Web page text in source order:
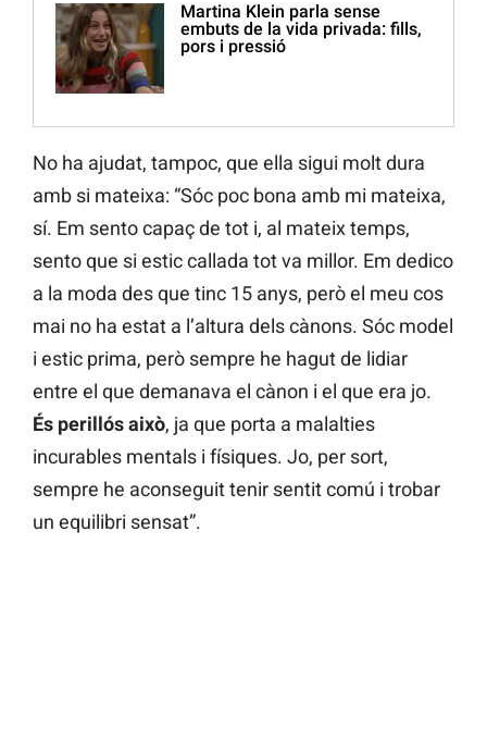
Martina Klein parla sense
embuts de la vida privada: fills,
pors i pressió
No ha ajudat, tampoc, que ella sigui molt dura
amb si mateixa: “Sóc poc bona amb mi mateixa,
sí. Em sento capaç de tot i, al mateix temps,
sento que si estic callada tot va millor. Em dedico
a la moda des que tinc 15 anys, però el meu cos
mai no ha estat a l’altura dels cànons. Sóc model
i estic prima, però sempre he hagut de lidiar
entre el que demanava el cànon i el que era jo.
És perillós això, ja que porta a malalties
incurables mentals i físiques. Jo, per sort,
sempre he aconseguit tenir sentit comú i trobar
un equilibri sensat”.